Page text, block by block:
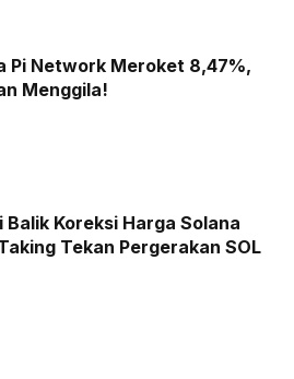
Pi Network Meroket 8,47%,
Menggila!
Koreksi Harga Solana
Tekan Pergerakan SOL